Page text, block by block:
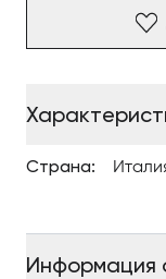
проекта
Страна:
Информация